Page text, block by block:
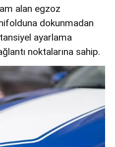
alan egzoz
dokunmadan
ayarlama
noktalarına sahip.